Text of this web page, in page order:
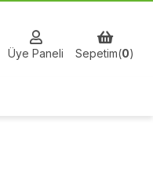
Üye Paneli Sepetim(0)